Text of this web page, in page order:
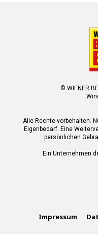
© WIENER
Alle Rechte vorbehalten.
Eigenbedarf. Eine
persönlichen
Ein Unternehmen
Impressum